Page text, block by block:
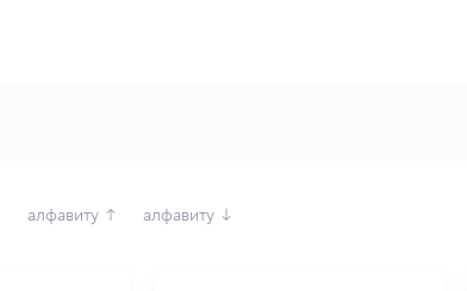
алфавиту ↑ алфавиту ↓